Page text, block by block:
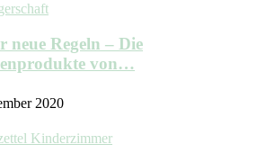
neue Regeln – Die
von…
2020
Kinderzimmer